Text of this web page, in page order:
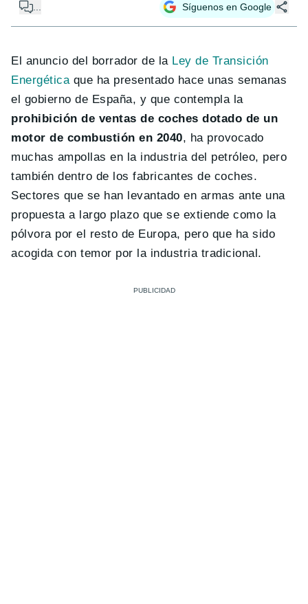
Síguenos en Google
El anuncio del borrador de la Ley de Transición
Energética que ha presentado hace unas semanas
el gobierno de España, y que contempla la
prohibición de ventas de coches dotado de un
motor de combustión en 2040, ha provocado
muchas ampollas en la industria del petróleo, pero
también dentro de los fabricantes de coches.
Sectores que se han levantado en armas ante una
propuesta a largo plazo que se extiende como la
pólvora por el resto de Europa, pero que ha sido
acogida con temor por la industria tradicional.